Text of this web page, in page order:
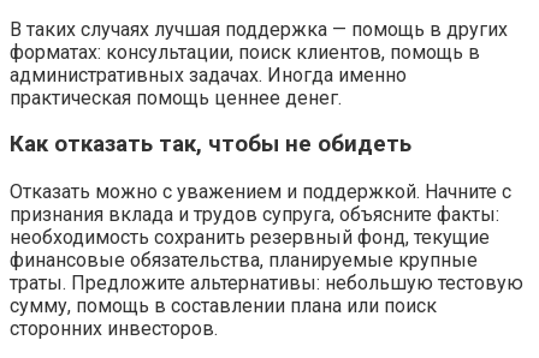
В таких случаях лучшая поддержка — помощь в других
форматах: консультации, поиск клиентов, помощь в
административных задачах. Иногда именно
практическая помощь ценнее денег.
Как отказать так, чтобы не обидеть
Отказать можно с уважением и поддержкой. Начните с
признания вклада и трудов супруга, объясните факты:
необходимость сохранить резервный фонд, текущие
финансовые обязательства, планируемые крупные
траты. Предложите альтернативы: небольшую тестовую
сумму, помощь в составлении плана или поиск
сторонних инвесторов.